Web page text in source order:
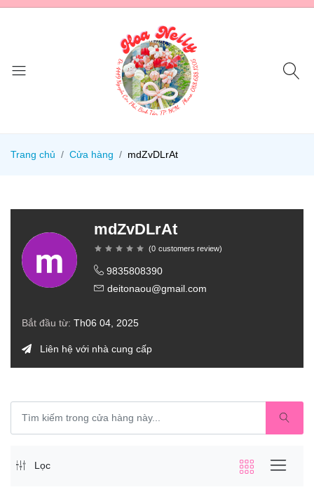
Trang chủ Cửa hàng mdZvDLrAt
mdZvDLrAt
(0 customers review)
9835808390
deitonaou@gmail.com
Bắt đầu từ: Th06 04, 2025
Liên hệ với nhà cung cấp
Lọc